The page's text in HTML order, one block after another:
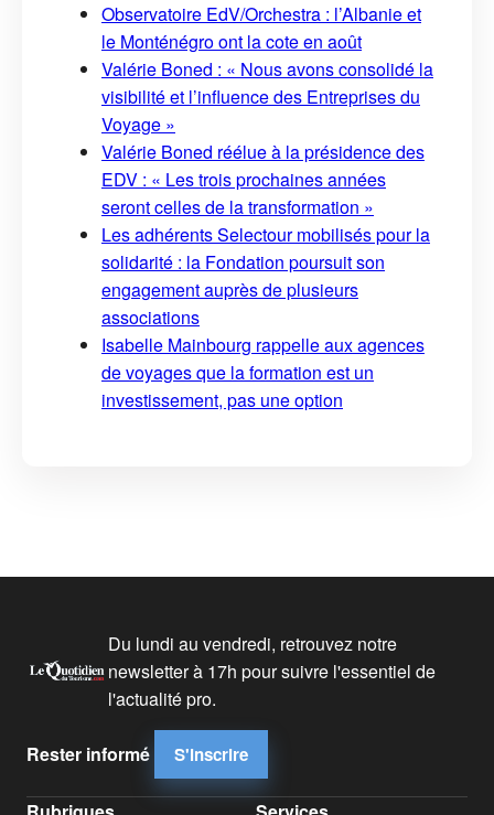
Observatoire EdV/Orchestra : l’Albanie et
le Monténégro ont la cote en août
Valérie Boned : « Nous avons consolidé la
visibilité et l’influence des Entreprises du
Voyage »
Valérie Boned réélue à la présidence des
EDV : « Les trois prochaines années
seront celles de la transformation »
Les adhérents Selectour mobilisés pour la
solidarité : la Fondation poursuit son
engagement auprès de plusieurs
associations
Isabelle Mainbourg rappelle aux agences
de voyages que la formation est un
investissement, pas une option
Du lundi au vendredi, retrouvez notre
newsletter à 17h pour suivre l'essentiel de
l'actualité pro.
Rester informé S'inscrire